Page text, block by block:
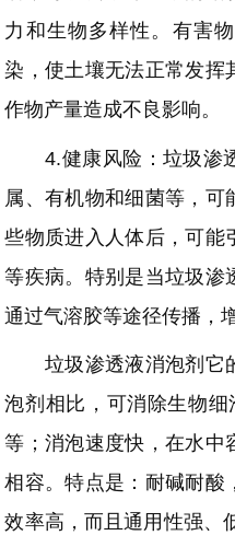
力和生物多样性。有害
染，使土壤无法正常发挥
作物产量造成不良影响。
4.健康风险：垃圾渗
属、有机物和细菌等，可
些物质进入人体后，可能
等疾病。特别是当垃圾渗
通过气溶胶等途径传播，
垃圾渗透液消泡剂它
泡剂相比，可消除生物
等；消泡速度快，在水中
相容。特点是：耐碱耐酸
效率高，而且通用性强、